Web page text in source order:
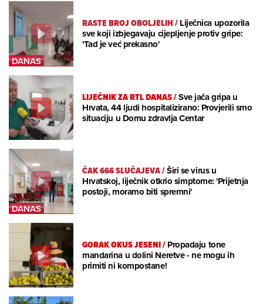
RASTE BROJ OBOLJELIH/Liječnica upozorila
sve koji izbjegavaju cijepljenje protiv gripe:
'Tad je već prekasno'
LIJEČNIK ZA RTL DANAS/Sve jača gripa u
Hrvata, 44 ljudi hospitalizirano: Provjerili smo
situaciju u Domu zdravlja Centar
ČAK 666 SLUČAJEVA/Širi se virus u
Hrvatskoj, liječnik otkrio simptome: 'Prijetnja
postoji, moramo biti spremni'
GORAK OKUS JESENI/Propadaju tone
mandarina u dolini Neretve - ne mogu ih
primiti ni kompostane!